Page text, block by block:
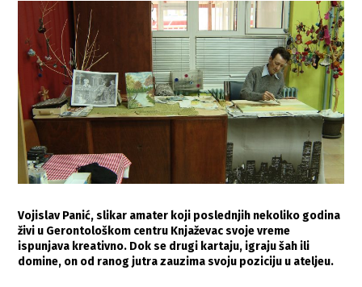
Vojislav Panić, slikar amater koji poslednjih nekoliko godina
živi u Gerontološkom centru Knjaževac svoje vreme
ispunjava kreativno. Dok se drugi kartaju, igraju šah ili
domine, on od ranog jutra zauzima svoju poziciju u ateljeu.